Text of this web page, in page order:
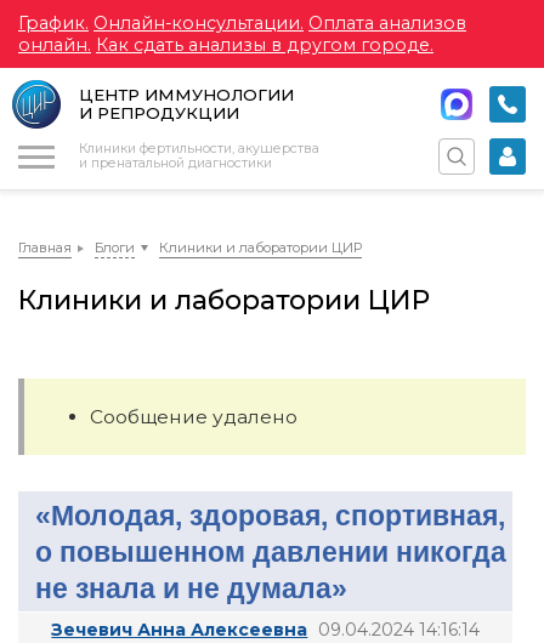
График. Онлайн-консультации. Оплата анализов
онлайн. Как сдать анализы в другом городе.
ЦЕНТР ИММУНОЛОГИИ
И РЕПРОДУКЦИИ
Клиники фертильности, акушерства
и пренатальной диагностики
Главная Блоги Клиники и лаборатории ЦИР
Клиники и лаборатории ЦИР
Сообщение удалено
«Молодая, здоровая, спортивная,
о повышенном давлении никогда
не знала и не думала»
Зечевич Анна Алексеевна 09.04.2024 14:16:14